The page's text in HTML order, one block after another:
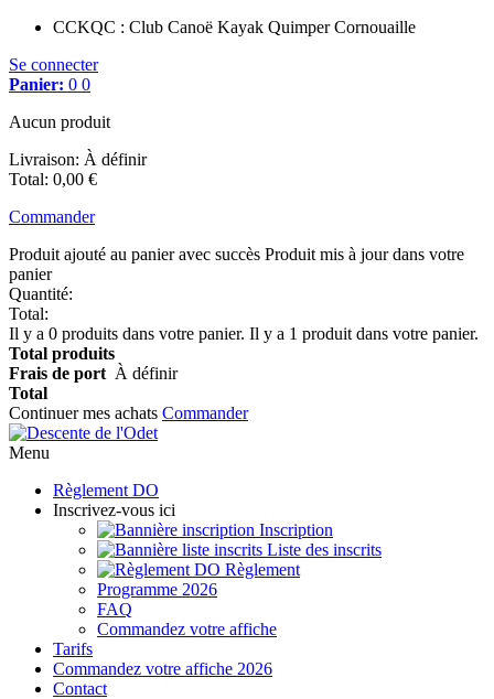
CCKQC : Club Canoë Kayak Quimper Cornouaille
Se connecter
Panier: 0 0
Aucun produit
Livraison: À définir
Total: 0,00 €
Commander
Produit ajouté au panier avec succès Produit mis à jour dans votre
panier
Quantité:
Total:
Il y a 0 produits dans votre panier. Il y a 1 produit dans votre panier.
Total produits
Frais de port À définir
Total
Continuer mes achats Commander
Menu
Règlement DO
Inscrivez-vous ici
Inscription
Liste des inscrits
Règlement
Programme 2026
FAQ
Commandez votre affiche
Tarifs
Commandez votre affiche 2026
Contact